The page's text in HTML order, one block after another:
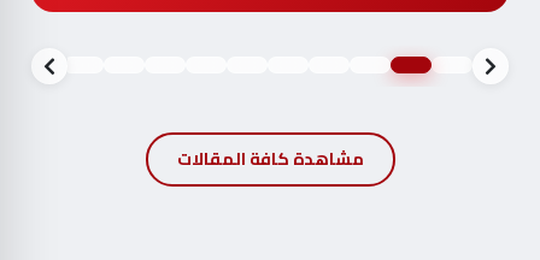
مشاهدة كافة المقالات